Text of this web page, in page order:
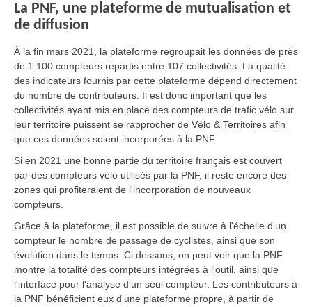
La PNF, une plateforme de mutualisation et
de diffusion
À la fin mars 2021, la plateforme regroupait les données de près
de 1 100 compteurs repartis entre 107 collectivités. La qualité
des indicateurs fournis par cette plateforme dépend directement
du nombre de contributeurs. Il est donc important que les
collectivités ayant mis en place des compteurs de trafic vélo sur
leur territoire puissent se rapprocher de Vélo & Territoires afin
que ces données soient incorporées à la PNF.
Si en 2021 une bonne partie du territoire français est couvert
par des compteurs vélo utilisés par la PNF, il reste encore des
zones qui profiteraient de l'incorporation de nouveaux
compteurs.
Grâce à la plateforme, il est possible de suivre à l'échelle d'un
compteur le nombre de passage de cyclistes, ainsi que son
évolution dans le temps. Ci dessous, on peut voir que la PNF
montre la totalité des compteurs intégrées à l'outil, ainsi que
l'interface pour l'analyse d'un seul compteur. Les contributeurs à
la PNF bénéficient eux d'une plateforme propre, à partir de